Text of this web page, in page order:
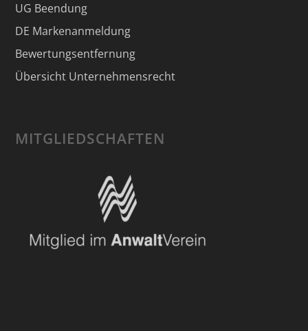
UG Beendung
DE Markenanmeldung
Bewertungsentfernung
Übersicht Unternehmensrecht
MITGLIEDSCHAFTEN